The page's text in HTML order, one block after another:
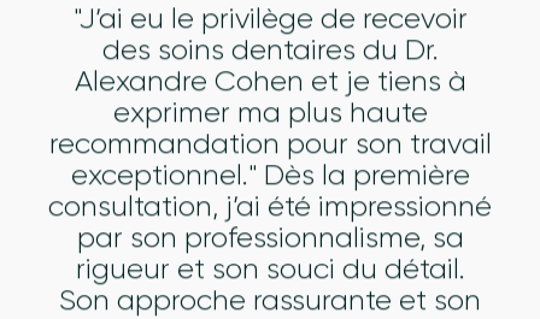
"J’ai eu le privilège de recevoir
des soins dentaires du Dr.
Alexandre Cohen et je tiens à
exprimer ma plus haute
recommandation pour son travail
exceptionnel." Dès la première
consultation, j’ai été impressionné
par son professionnalisme, sa
rigueur et son souci du détail.
Son approche rassurante et son